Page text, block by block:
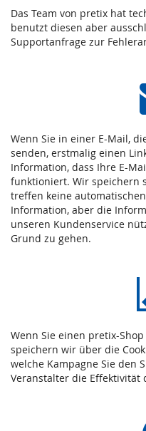
Das Team von pretix hat
benutzt diesen aber
Supportanfrage zur
Wenn Sie in einer E-Mail,
senden, erstmalig einen
Information, dass Ihre E-
funktioniert. Wir speichern
treffen keine
Information, aber die
unseren Kundenservice
Grund zu gehen.
Wenn Sie einen pretix-
speichern wir über die
welche Kampagne Sie den
Veranstalter die Effektivität